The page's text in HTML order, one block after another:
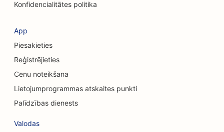
SEO kafijas veikaliem
SEO konsultāciju uzņēmumiem
SEO parādu konsultāciju pakalpojumiem
SEO valūtas maiņas pakalpojumiem
SEO deju studijām
Konfidencialitātes politika
App
Piesakieties
Reģistrējieties
Cenu noteikšana
Lietojumprogrammas atskaites punkti
Palīdzības dienests
Valodas